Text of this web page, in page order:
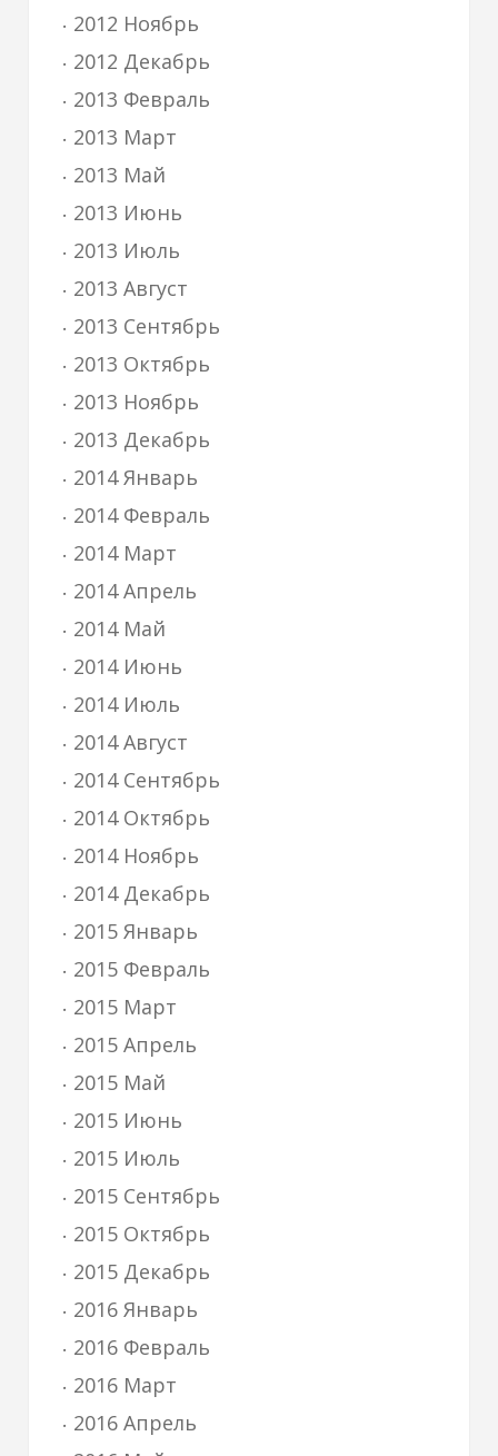
2012 Ноябрь
2012 Декабрь
2013 Февраль
2013 Март
2013 Май
2013 Июнь
2013 Июль
2013 Август
2013 Сентябрь
2013 Октябрь
2013 Ноябрь
2013 Декабрь
2014 Январь
2014 Февраль
2014 Март
2014 Апрель
2014 Май
2014 Июнь
2014 Июль
2014 Август
2014 Сентябрь
2014 Октябрь
2014 Ноябрь
2014 Декабрь
2015 Январь
2015 Февраль
2015 Март
2015 Апрель
2015 Май
2015 Июнь
2015 Июль
2015 Сентябрь
2015 Октябрь
2015 Декабрь
2016 Январь
2016 Февраль
2016 Март
2016 Апрель